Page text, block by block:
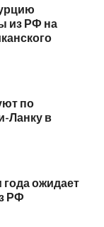
из РФ на
по
Ланку в
года ожидает
РФ